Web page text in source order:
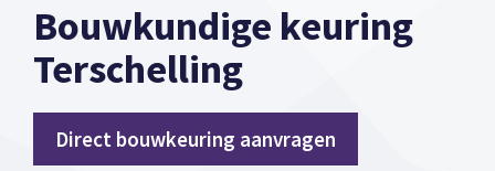
Bouwkundige keuring
Terschelling
Direct bouwkeuring aanvragen